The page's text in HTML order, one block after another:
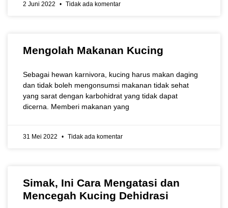
2 Juni 2022 Tidak ada komentar
Mengolah Makanan Kucing
Sebagai hewan karnivora, kucing harus makan daging
dan tidak boleh mengonsumsi makanan tidak sehat
yang sarat dengan karbohidrat yang tidak dapat
dicerna. Memberi makanan yang
31 Mei 2022 Tidak ada komentar
Simak, Ini Cara Mengatasi dan
Mencegah Kucing Dehidrasi